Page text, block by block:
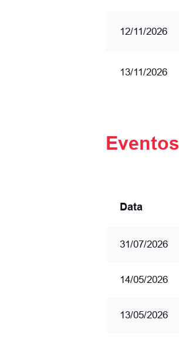
12/11/2026
13/11/2026
Data
31/07/2026
14/05/2026
13/05/2026